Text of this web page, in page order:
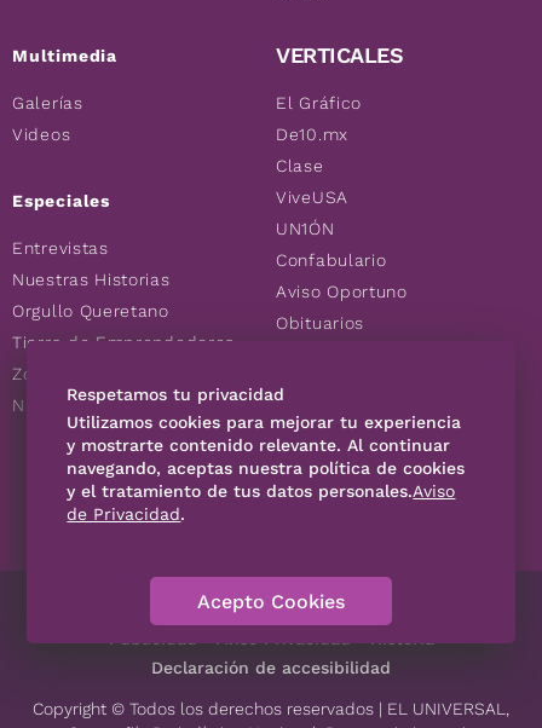
Multimedia
Galerías
Videos
Especiales
Entrevistas
Nuestras Historias
Orgullo Queretano
Tierra de Emprendedores
Zoociales
Nuevos Queretanos
VERTICALES
El Gráfico
De10.mx
Clase
ViveUSA
UN1ÓN
Confabulario
Aviso Oportuno
Obituarios
Consultas
SÍGUENOS
Contáctanos Código de Ética
Declaración de accesibilidad
Copyright © Todos los derechos reservados | EL UNIVERSAL,
Respetamos tu privacidad
Utilizamos cookies para mejorar tu experiencia
y mostrarte contenido relevante. Al continuar
navegando, aceptas nuestra política de cookies
y el tratamiento de tus datos personales.Aviso
de Privacidad.
Acepto Cookies